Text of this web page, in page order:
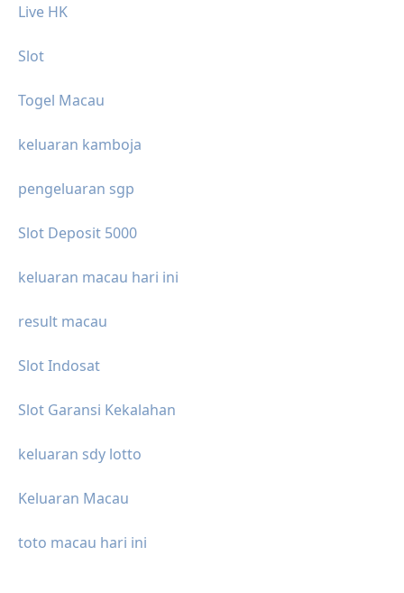
Live HK
Slot
Togel Macau
keluaran kamboja
pengeluaran sgp
Slot Deposit 5000
keluaran macau hari ini
result macau
Slot Indosat
Slot Garansi Kekalahan
keluaran sdy lotto
Keluaran Macau
toto macau hari ini